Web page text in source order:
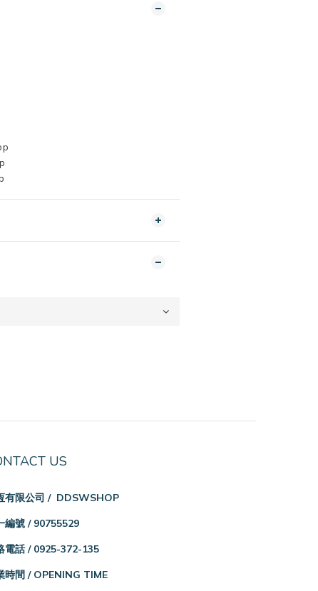
US
有限公司 / DDSWSHOP
編號 / 90755529
電話 / 0925-372-135
時間 / OPENING TIME